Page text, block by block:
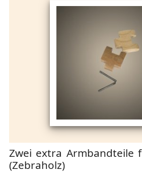
Zwei extra Armbandteile
(Zebraholz)